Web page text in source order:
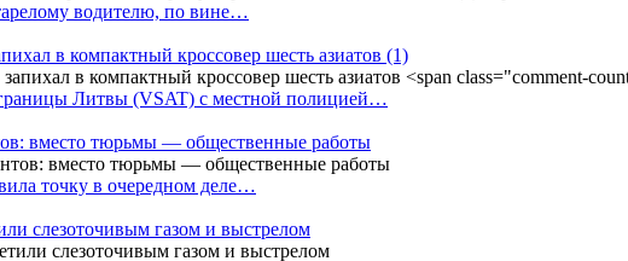
водителю, по вине…
в компактный кроссовер шесть азиатов (1)
Литвы (VSAT) с местной полицией…
вместо тюрьмы — общественные работы
точку в очередном деле…
слезоточивым газом и выстрелом